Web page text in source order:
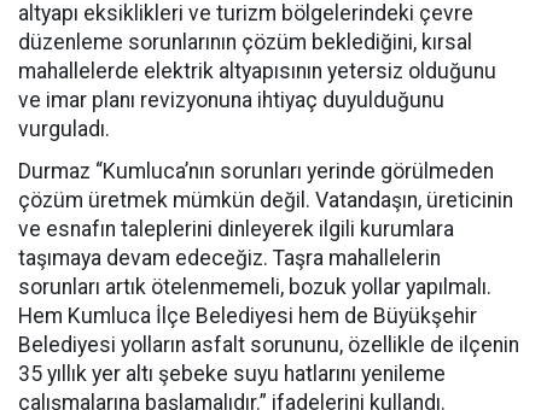
altyapı eksiklikleri ve turizm bölgelerindeki çevre
düzenleme sorunlarının çözüm beklediğini, kırsal
mahallelerde elektrik altyapısının yetersiz olduğunu
ve imar planı revizyonuna ihtiyaç duyulduğunu
vurguladı.
Durmaz “Kumluca’nın sorunları yerinde görülmeden
çözüm üretmek mümkün değil. Vatandaşın, üreticinin
ve esnafın taleplerini dinleyerek ilgili kurumlara
taşımaya devam edeceğiz. Taşra mahallelerin
sorunları artık ötelenmemeli, bozuk yollar yapılmalı.
Hem Kumluca İlçe Belediyesi hem de Büyükşehir
Belediyesi yolların asfalt sorununu, özellikle de ilçenin
35 yıllık yer altı şebeke suyu hatlarını yenileme
çalışmalarına başlamalıdır.” ifadelerini kullandı.